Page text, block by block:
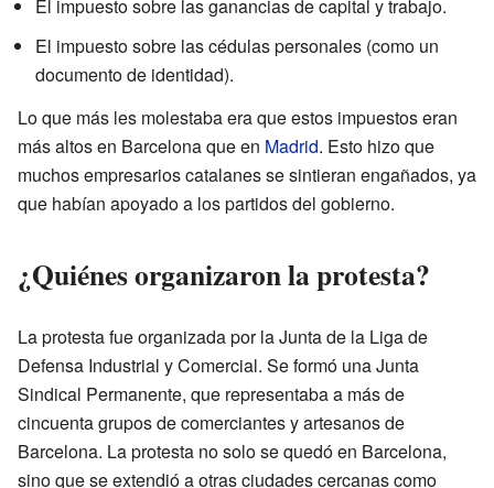
El impuesto sobre las ganancias de capital y trabajo.
El impuesto sobre las cédulas personales (como un
documento de identidad).
Lo que más les molestaba era que estos impuestos eran
más altos en Barcelona que en Madrid. Esto hizo que
muchos empresarios catalanes se sintieran engañados, ya
que habían apoyado a los partidos del gobierno.
¿Quiénes organizaron la protesta?
La protesta fue organizada por la Junta de la Liga de
Defensa Industrial y Comercial. Se formó una Junta
Sindical Permanente, que representaba a más de
cincuenta grupos de comerciantes y artesanos de
Barcelona. La protesta no solo se quedó en Barcelona,
sino que se extendió a otras ciudades cercanas como